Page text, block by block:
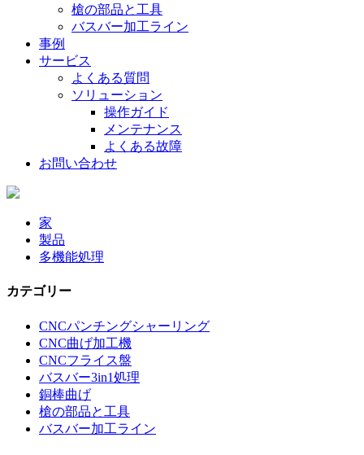
槍の部品と工具
バスバー加工ライン
事例
サービス
よくある質問
ソリューション
操作ガイド
メンテナンス
よくある故障
お問い合わせ
家
製品
多機能処理
カテゴリー
CNCパンチングシャーリング
CNC曲げ加工機
CNCフライス盤
バスバー3in1処理
銅棒曲げ
槍の部品と工具
バスバー加工ライン